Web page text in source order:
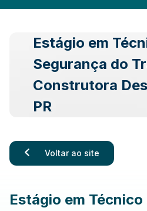
Estágio em
Segurança do
Construtora
PR
Voltar ao site
Estágio em